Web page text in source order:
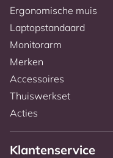
Ergonomische muis
Laptopstandaard
Monitorarm
Merken
Accessoires
Thuiswerkset
Acties
Klantenservice